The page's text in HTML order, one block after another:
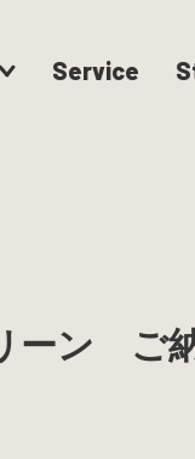
Service
ーン ご